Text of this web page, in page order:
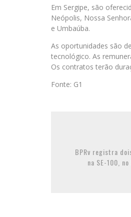
Em Sergipe, são
Neópolis, Nossa
e Umbaúba.
As oportunidades são
tecnológico. As
Os contratos terão
Fonte: G1
BPRv registra
na SE-100,